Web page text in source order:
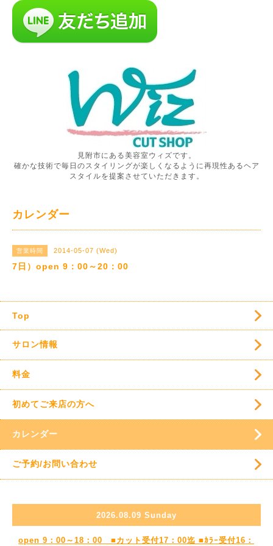
見附市にある美容室ウィズです。
確かな技術で毎日のスタイリングが楽しくなるように再現性あるヘア
スタイルを提案させていただきます。
カレンダー
営業時間 2014-05-07 (Wed)
7日）open 9：00～20：00
Top
サロン情報
料金
初めてご来店の方へ
カレンダー
ご予約/お問い合わせ
2026.08.09 Sunday
open 9：00～18：00 ■カット受付17：00迄 ■ｶﾗｰ受付16：